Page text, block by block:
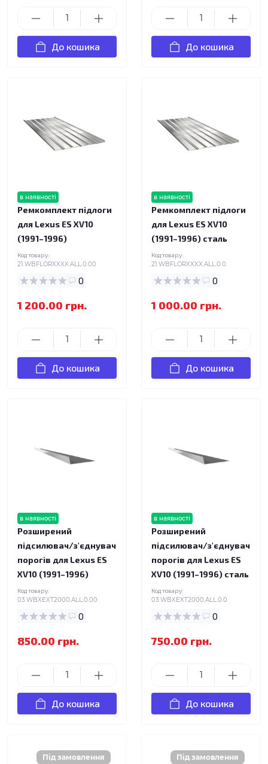
До кошика До кошика
в наявності
Ремкомплект підлоги
для Lexus ES XV10
(1991–1996)
Код товару:
21.WBFLORXXXX.ALL.0.00
0
1 200.00 грн.
До кошика
в наявності
Ремкомплект підлоги
для Lexus ES XV10
(1991–1996) сталь
Код товару:
21.WBFLORXXXX.ALL.0.0
0
1 000.00 грн.
До кошика
в наявності
Розширений
підсилювач/з'єднувач
порогів для Lexus ES
XV10 (1991–1996)
Код товару:
03.WBXEXT2000.ALL.0.00
0
850.00 грн.
До кошика
в наявності
Розширений
підсилювач/з'єднувач
порогів для Lexus ES
XV10 (1991–1996) сталь
Код товару:
03.WBXEXT2000.ALL.0.0
0
750.00 грн.
До кошика